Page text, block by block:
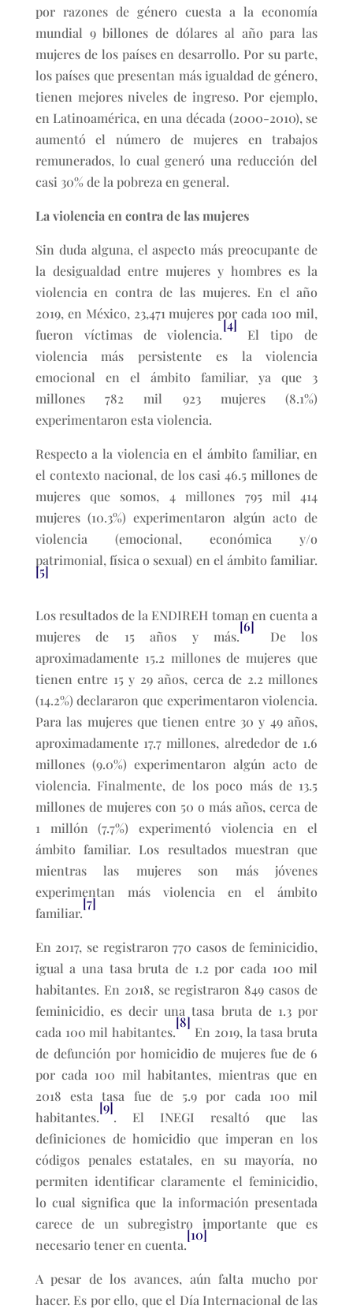
por razones de género cuesta a la economía
mundial 9 billones de dólares al año para las
mujeres de los países en desarrollo. Por su parte,
los países que presentan más igualdad de género,
tienen mejores niveles de ingreso. Por ejemplo,
en Latinoamérica, en una década (2000-2010), se
aumentó el número de mujeres en trabajos
remunerados, lo cual generó una reducción del
casi 30% de la pobreza en general.
La violencia en contra de las mujeres
Sin duda alguna, el aspecto más preocupante de
la desigualdad entre mujeres y hombres es la
violencia en contra de las mujeres. En el año
2019, en México, 23,471 mujeres por cada 100 mil,
fueron víctimas de violencia.
[4]
El tipo de
violencia más persistente es la violencia
emocional en el ámbito familiar, ya que 3
millones 782 mil 923 mujeres (8.1%)
experimentaron esta violencia.
Respecto a la violencia en el ámbito familiar, en
el contexto nacional, de los casi 46.5 millones de
mujeres que somos, 4 millones 795 mil 414
mujeres (10.3%) experimentaron algún acto de
violencia (emocional, económica y/o
patrimonial, física o sexual) en el ámbito familiar.
[5]
Los resultados de la ENDIREH toman en cuenta a
mujeres de 15 años y más.
[6]
De los
aproximadamente 15.2 millones de mujeres que
tienen entre 15 y 29 años, cerca de 2.2 millones
(14.2%) declararon que experimentaron violencia.
Para las mujeres que tienen entre 30 y 49 años,
aproximadamente 17.7 millones, alrededor de 1.6
millones (9.0%) experimentaron algún acto de
violencia. Finalmente, de los poco más de 13.5
millones de mujeres con 50 o más años, cerca de
1 millón (7.7%) experimentó violencia en el
ámbito familiar. Los resultados muestran que
mientras las mujeres son más jóvenes
experimentan más violencia en el ámbito
familiar.
[7]
En 2017, se registraron 770 casos de feminicidio,
igual a una tasa bruta de 1.2 por cada 100 mil
habitantes. En 2018, se registraron 849 casos de
feminicidio, es decir una tasa bruta de 1.3 por
cada 100 mil habitantes.
[8]
En 2019, la tasa bruta
de defunción por homicidio de mujeres fue de 6
por cada 100 mil habitantes, mientras que en
2018 esta tasa fue de 5.9 por cada 100 mil
habitantes.
[9]
. El INEGI resaltó que las
definiciones de homicidio que imperan en los
códigos penales estatales, en su mayoría, no
permiten identificar claramente el feminicidio,
lo cual significa que la información presentada
carece de un subregistro importante que es
necesario tener en cuenta.
[10]
A pesar de los avances, aún falta mucho por
hacer. Es por ello, que el Día Internacional de las